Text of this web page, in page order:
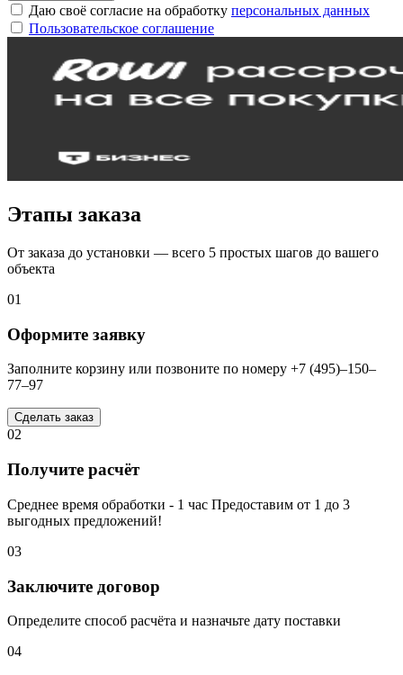
Даю своё согласие на обработку персональных данных
Пользовательское соглашение
Этапы заказа
От заказа до установки — всего 5 простых шагов до вашего
объекта
01
Оформите заявку
Заполните корзину или позвоните по номеру +7 (495)–150–
77–97
Сделать заказ
02
Получите расчёт
Среднее время обработки - 1 час Предоставим от 1 до 3
выгодных предложений!
03
Заключите договор
Определите способ расчёта и назначьте дату поставки
04